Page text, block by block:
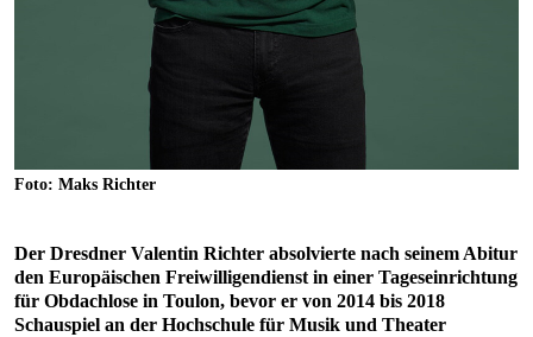
Foto: Maks Richter
Der Dresdner Valentin Richter absolvierte nach seinem Abitur
den Europäischen Freiwilligendienst in einer Tageseinrichtung
für Obdachlose in Toulon, bevor er von 2014 bis 2018
Schauspiel an der Hochschule für Musik und Theater